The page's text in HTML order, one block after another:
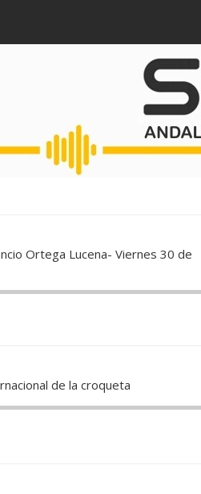
Ortega Lucena- Viernes 30 de
de la croqueta